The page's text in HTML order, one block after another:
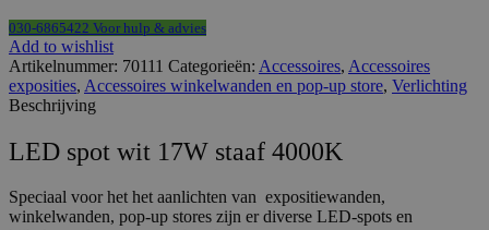
030-6865422 Voor hulp & advies
Add to wishlist
Artikelnummer: 70111 Categorieën: Accessoires, Accessoires
exposities, Accessoires winkelwanden en pop-up store, Verlichting
Beschrijving
LED spot wit 17W staaf 4000K
Speciaal voor het het aanlichten van expositiewanden,
winkelwanden, pop-up stores zijn er diverse LED-spots en